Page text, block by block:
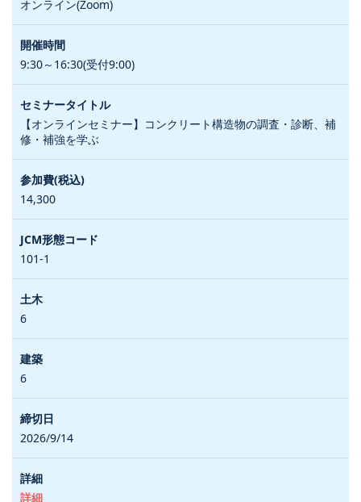
オンライン(Zoom)
9:30～16:30(受付9:00)
【オンラインセミナー】コンクリート構造物の調査・診断、補
修・補強を学ぶ
14,300
101-1
6
6
2026/9/14
詳細